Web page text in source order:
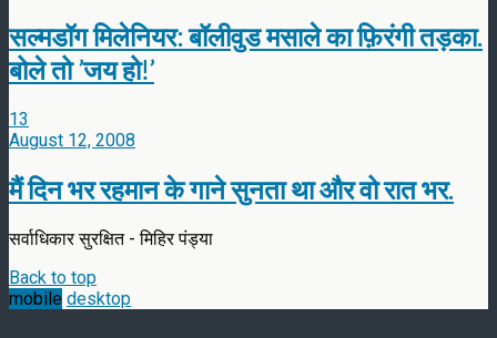
सल्मडॉग मिलेनियर: बॉलीवुड मसाले का फ़िरंगी तड़का.
बोले तो ’जय हो!’
13
August 12, 2008
मैं दिन भर रहमान के गाने सुनता था और वो रात भर.
सर्वाधिकार सुरक्षित - मिहिर पंड्या
Back to top
mobile desktop